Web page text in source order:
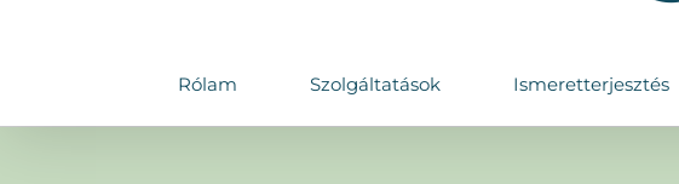
Rólam Szolgáltatások Ismeretterjesztés